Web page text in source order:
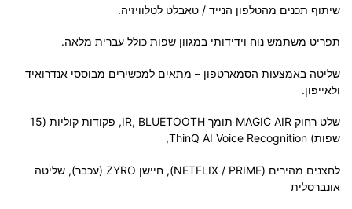
שיתוף תכנים מהטלפון הנייד / טאבלט לטלוויזיה.
תפריט משתמש נוח וידידותי במגוון שפות כולל עברית מלאה.
שליטה באמצעות הסמארטפון – מתאים למכשירים מבוססי אנדרואיד
ולאייפון.
שלט רחוק MAGIC AIR תומך IR, BLUETOOTH, פקודות קוליות (15
שפות) ThinQ AI Voice Recognition,
לחצנים מהירים (NETFLIX / PRIME), חיישן ZYRO (עכבר), שליטה
אונברסלית